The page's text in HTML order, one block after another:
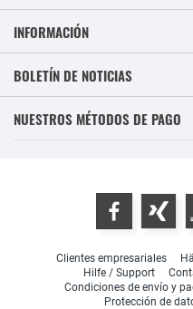
INFORMACIÓN
BOLETÍN DE NOTICIAS
NUESTROS MÉTODOS DE PAGO
Clientes empresariales
Hilfe / Support
Condiciones de envío y
Protección de